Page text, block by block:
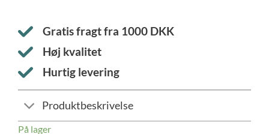
Gratis fragt fra 1000 DKK
Høj kvalitet
Hurtig levering
Produktbeskrivelse
På lager